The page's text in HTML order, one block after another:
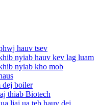
hauv tsev
nyiab hauv kev lag luam
nyiab kho mob
dej boiler
thiab Biotech
liaj ua teb hauv dej